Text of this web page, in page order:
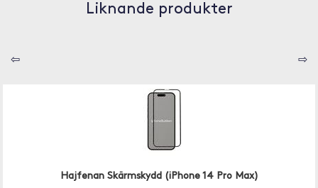
Liknande produkter
⇦ ⇨
Hajfenan Skärmskydd (iPhone 14 Pro Max)